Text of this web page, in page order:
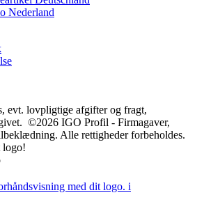
Nederland
evt. lovpligtige afgifter og fragt,
©2026 IGO Profil - Firmagaver,
Alle rettigheder forbeholdes.
logo!
med dit logo. i